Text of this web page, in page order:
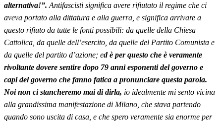
alternativa!”. Antifascisti significa avere rifiutato il regime che ci
aveva portato alla dittatura e alla guerra, e significa arrivare a
questo rifiuto da tutte le fonti possibili: da quelle della Chiesa
Cattolica, da quelle dell’esercito, da quelle del Partito Comunista e
da quelle del partito d’azione; ed è per questo che è veramente
rivoltante dovere sentire dopo 79 anni esponenti del governo e
capi del governo che fanno fatica a pronunciare questa parola.
Noi non ci stancheremo mai di dirla, io idealmente mi sento vicina
alla grandissima manifestazione di Milano, che stava partendo
quando sono uscita di casa, e che spero veramente sia enorme per